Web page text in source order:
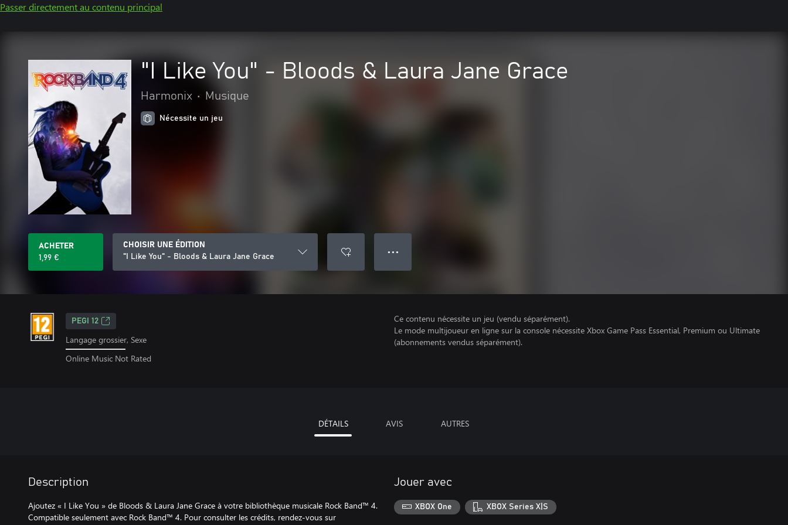
Passer directement au contenu principal
"I Like You" - Bloods & Laura Jane Grace
Harmonix • Musique
Nécessite un jeu
ACHETER
1,99 €
CHOISIR UNE ÉDITION
"I Like You" - Bloods & Laura Jane Grace
● ● ●
PEGI 12
Langage grossier, Sexe
Online Music Not Rated
Ce contenu nécessite un jeu (vendu séparément).
Le mode multijoueur en ligne sur la console nécessite Xbox Game Pass Essential, Premium ou Ultimate
(abonnements vendus séparément).
DÉTAILS AVIS AUTRES
Description
Ajoutez « I Like You » de Bloods & Laura Jane Grace à votre bibliothèque musicale Rock Band™ 4.
Compatible seulement avec Rock Band™ 4. Pour consulter les crédits, rendez-vous sur
Jouer avec
XBOX One XBOX Series X|S